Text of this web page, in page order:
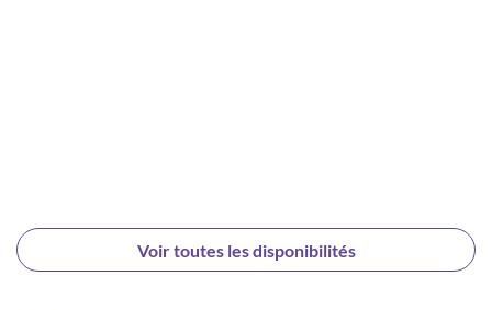
Voir toutes les disponibilités